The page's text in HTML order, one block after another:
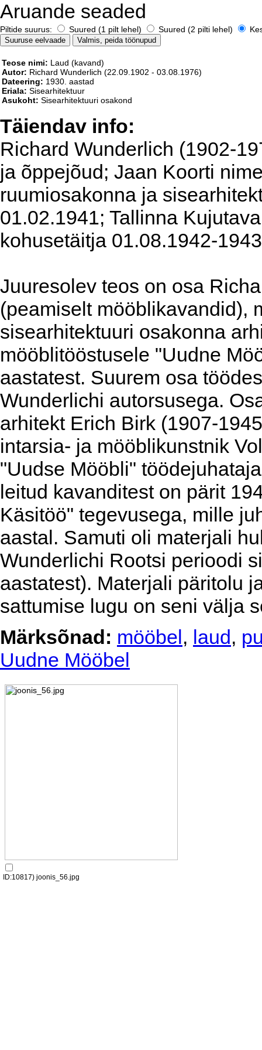
Aruande seaded
Piltide suurus: Suured (1 pilt lehel) Suured (2 pilti lehel)
Teose nimi: Laud (kavand)
Autor: Richard Wunderlich (22.09.1902 - 03.08.1976)
Dateering: 1930. aastad
Eriala: Sisearhitektuur
Asukoht: Sisearhitektuuri osakond
Täiendav info:
Richard Wunderlich (1902-
ja õppejõud; Jaan Koorti
ruumiosakonna ja
01.02.1941; Tallinna
kohusetäitja 01.08.1942-
Juuresolev teos on osa
(peamiselt mööblikavandid),
sisearhitektuuri osakonna
mööblitööstusele "Uudne
aastatest. Suurem osa
Wunderlichi autorsusega.
arhitekt Erich Birk (1907-
intarsia- ja mööblikunstnik
"Uudse Mööbli"
leitud kavanditest on pärit
Käsitöö" tegevusega, mille
aastal. Samuti oli materjali
Wunderlichi Rootsi perioodi
aastatest). Materjali päritolu
sattumise lugu on seni välja
Märksõnad: mööbel, laud,
Uudne Mööbel
ID:10817) joonis_56.jpg